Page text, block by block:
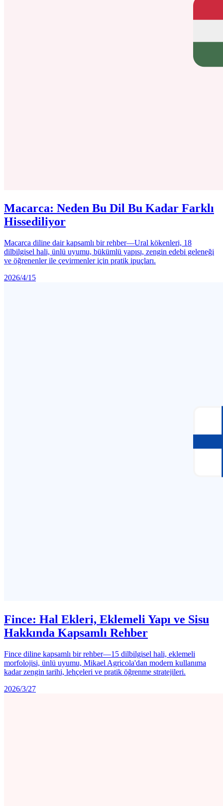
Macarca: Neden Bu Dil Bu Kadar Farklı
Hissediliyor
Macarca diline dair kapsamlı bir rehber—Ural kökenleri, 18
dilbilgisel hali, ünlü uyumu, bükümlü yapısı, zengin edebi geleneği
ve öğrenenler ile çevirmenler için pratik ipuçları.
2026/4/15
Fince: Hal Ekleri, Eklemeli Yapı ve Sisu
Hakkında Kapsamlı Rehber
Fince diline kapsamlı bir rehber—15 dilbilgisel hali, eklemeli
morfolojisi, ünlü uyumu, Mikael Agricola'dan modern kullanıma
kadar zengin tarihi, lehçeleri ve pratik öğrenme stratejileri.
2026/3/27